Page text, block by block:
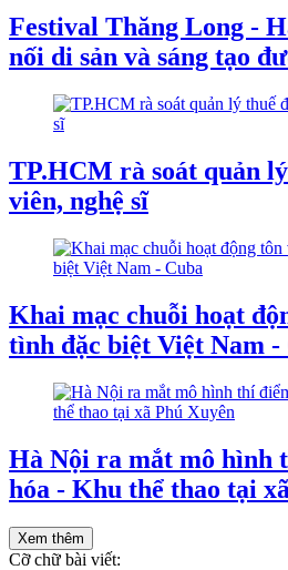
Festival Thăng Long -
nối di sản và sáng tạo
TP.HCM rà soát quản
viên, nghệ sĩ
Khai mạc chuỗi hoạt
tình đặc biệt Việt Nam -
Hà Nội ra mắt mô hình
hóa - Khu thể thao tại
Xem thêm
Cỡ chữ bài viết: